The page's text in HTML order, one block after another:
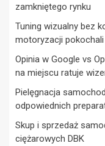
zamkniętego rynku
Tuning wizualny bez
motoryzacji
Opinia w Google vs
na miejscu ratuje
Pielęgnacja
odpowiednich
Skup i sprzedaż
ciężarowych DBK